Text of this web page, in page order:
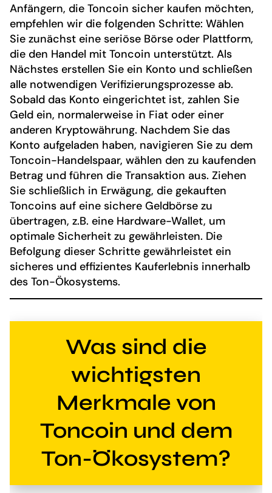
Anfängern, die Toncoin sicher kaufen möchten,
empfehlen wir die folgenden Schritte: Wählen
Sie zunächst eine seriöse Börse oder Plattform,
die den Handel mit Toncoin unterstützt. Als
Nächstes erstellen Sie ein Konto und schließen
alle notwendigen Verifizierungsprozesse ab.
Sobald das Konto eingerichtet ist, zahlen Sie
Geld ein, normalerweise in Fiat oder einer
anderen Kryptowährung. Nachdem Sie das
Konto aufgeladen haben, navigieren Sie zu dem
Toncoin-Handelspaar, wählen den zu kaufenden
Betrag und führen die Transaktion aus. Ziehen
Sie schließlich in Erwägung, die gekauften
Toncoins auf eine sichere Geldbörse zu
übertragen, z.B. eine Hardware-Wallet, um
optimale Sicherheit zu gewährleisten. Die
Befolgung dieser Schritte gewährleistet ein
sicheres und effizientes Kauferlebnis innerhalb
des Ton-Ökosystems.
Was sind die
wichtigsten
Merkmale von
Toncoin und dem
Ton-Ökosystem?